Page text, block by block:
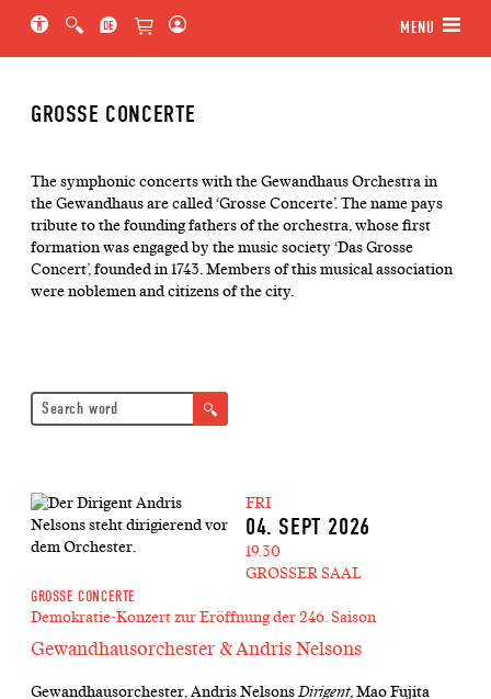
MENU
GROSSE CONCERTE
The symphonic concerts with the Gewandhaus Orchestra in
the Gewandhaus are called ‘Grosse Concerte’. The name pays
tribute to the founding fathers of the orchestra, whose first
formation was engaged by the music society ‘Das Grosse
Concert’, founded in 1743. Members of this musical association
were noblemen and citizens of the city.
FRI
04. SEPT 2026
19.30
GROSSER SAAL
GROSSE CONCERTE
Demokratie-Konzert zur Eröffnung der 246. Saison
Gewandhausorchester & Andris Nelsons
Gewandhausorchester, Andris NelsonsDirigent, Mao Fujita